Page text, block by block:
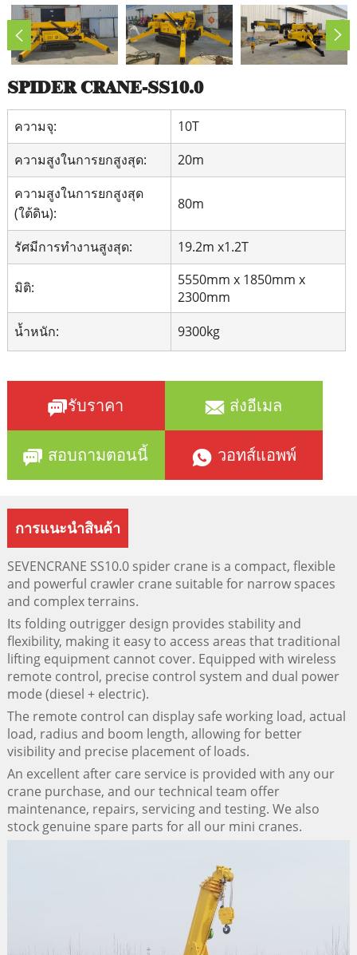
SPIDER CRANE-SS10.0
ความจุ:
10T
ความสูงในการยกสูงสุด:
20m
ความสูงในการยกสูงสุด
(ใต้ดิน):
80m
รัศมีการทำงานสูงสุด: 19.2m x1.2T
มิติ:
5550mm x 1850mm x
2300mm
น้ำหนัก:
9300kg
รับราคา ส่งอีเมล
สอบถามตอนนี้ วอทส์แอพพ์
การแนะนำสินค้า
SEVENCRANE SS10.0 spider crane is a compact, flexible
and powerful crawler crane suitable for narrow spaces
and complex terrains.
Its folding outrigger design provides stability and
flexibility, making it easy to access areas that traditional
lifting equipment cannot cover. Equipped with wireless
remote control, precise control system and dual power
mode (diesel + electric).
The remote control can display safe working load, actual
load, radius and boom length, allowing for better
visibility and precise placement of loads.
An excellent after care service is provided with any our
crane purchase, and our technical team offer
maintenance, repairs, servicing and testing. We also
stock genuine spare parts for all our mini cranes.